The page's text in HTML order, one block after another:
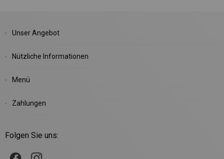
Unser Angebot
Nützliche Informationen
Menü
Zahlungen
Folgen Sie uns: